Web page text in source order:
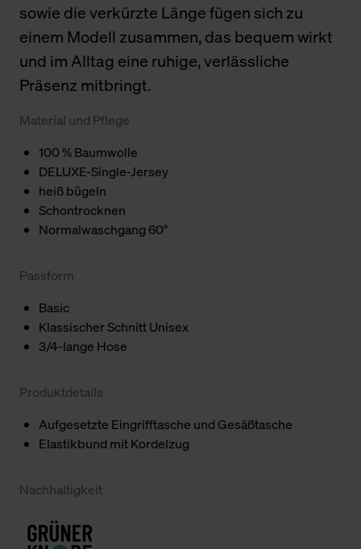
sowie die verkürzte Länge fügen sich zu
einem Modell zusammen, das bequem wirkt
und im Alltag eine ruhige, verlässliche
Präsenz mitbringt.
Material und Pflege
100 % Baumwolle
DELUXE-Single-Jersey
heiß bügeln
Schontrocknen
Normalwaschgang 60°
Passform
Basic
Klassischer Schnitt Unisex
3/4-lange Hose
Produktdetails
Aufgesetzte Eingrifftasche und Gesäßtasche
Elastikbund mit Kordelzug
Nachhaltigkeit